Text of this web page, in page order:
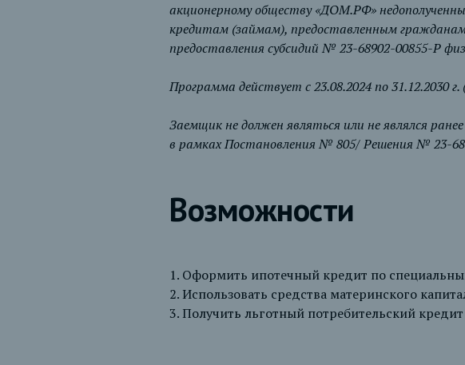
акционерному обществу «ДОМ.РФ»
кредитам (займам), предоставленным
предоставления субсидий № 23-68902-00855-Р
Программа действует с 23.08.2024 по 31.12.2030
Заемщик не должен являться или не являлся
в рамках Постановления № 805/ Решения № 23-
Возможности
1. Оформить ипотечный кредит по
2. Использовать средства материнского
3. Получить льготный потребительский кредит